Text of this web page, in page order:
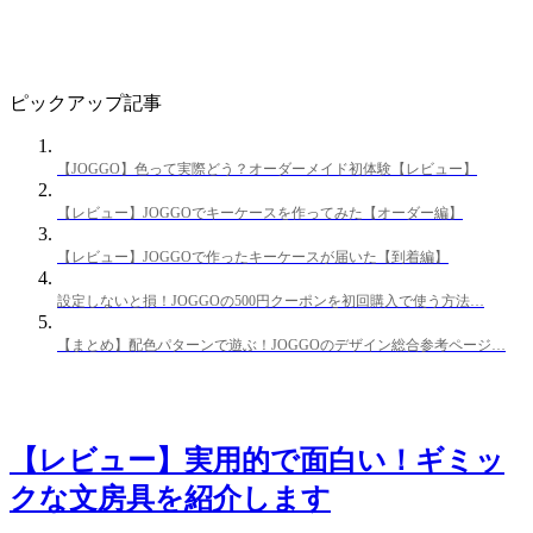
ピックアップ記事
【JOGGO】色って実際どう？オーダーメイド初体験【レビュー】
【レビュー】JOGGOでキーケースを作ってみた【オーダー編】
【レビュー】JOGGOで作ったキーケースが届いた【到着編】
設定しないと損！JOGGOの500円クーポンを初回購入で使う方法…
【まとめ】配色パターンで遊ぶ！JOGGOのデザイン総合参考ページ…
【レビュー】実用的で面白い！ギミッ
クな文房具を紹介します